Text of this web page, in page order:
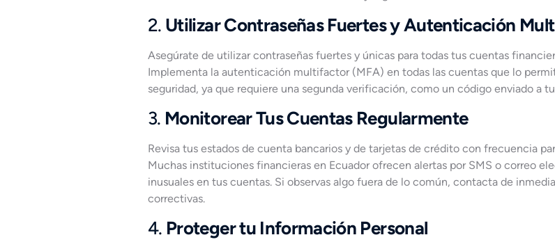
2. Utilizar Contraseñas Fuertes y Autenticación
Asegúrate de utilizar contraseñas fuertes y únicas para todas tus cuentas
Implementa la autenticación multifactor (MFA) en todas las cuentas que lo
seguridad, ya que requiere una segunda verificación, como un código enviado a
3. Monitorear Tus Cuentas Regularmente
Revisa tus estados de cuenta bancarios y de tarjetas de crédito con frecuencia
Muchas instituciones financieras en Ecuador ofrecen alertas por SMS o correo
inusuales en tus cuentas. Si observas algo fuera de lo común, contacta de
correctivas.
4. Proteger tu Información Personal